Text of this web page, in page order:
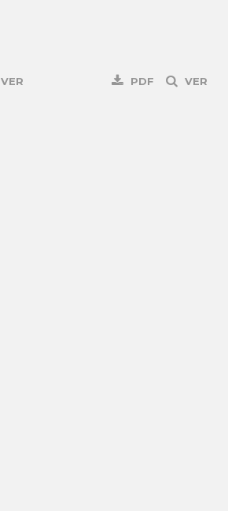
VER PDF VER